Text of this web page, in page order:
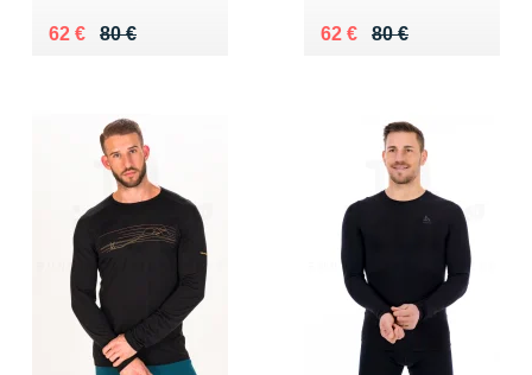
80 €
Au lieu de 80 €
62 €
Vendu 62 € 80 €
Au lieu de 80 €
62 €
Vendu 62 €